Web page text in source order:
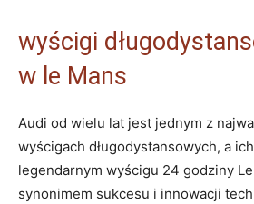
wyścigi
w le Mans
Audi od wielu lat jest jednym z
wyścigach długodystansowych, a
legendarnym wyścigu 24 godziny Le
synonimem sukcesu i innowacji